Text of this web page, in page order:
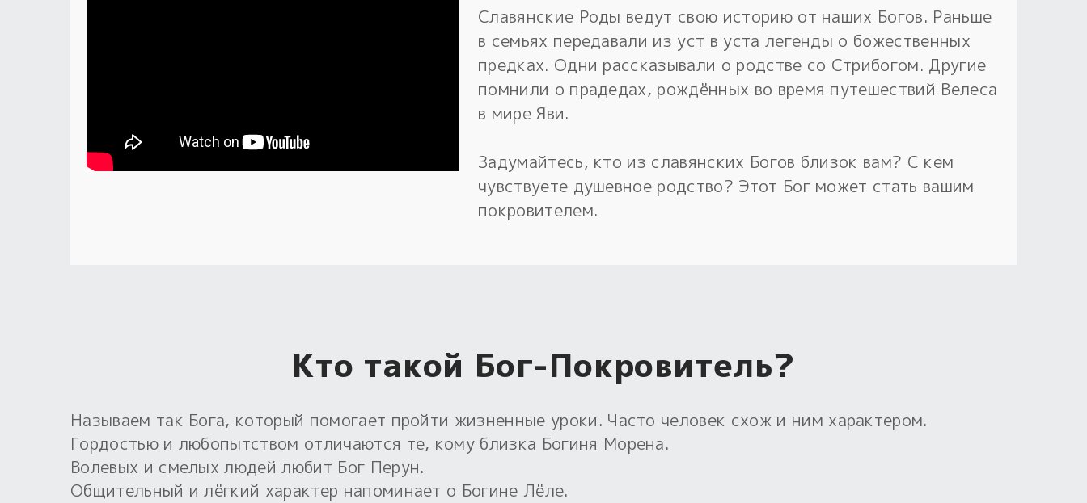
Славянские Роды ведут свою историю от наших Богов. Раньше
в семьях передавали из уст в уста легенды о божественных
предках. Одни рассказывали о родстве со Стрибогом. Другие
помнили о прадедах, рождённых во время путешествий Велеса
в мире Яви.
Задумайтесь, кто из славянских Богов близок вам? С кем
чувствуете душевное родство? Этот Бог может стать вашим
покровителем.
Кто такой Бог-Покровитель?
Называем так Бога, который помогает пройти жизненные уроки. Часто человек схож и ним характером.
Гордостью и любопытством отличаются те, кому близка Богиня Морена.
Волевых и смелых людей любит Бог Перун.
Общительный и лёгкий характер напоминает о Богине Лёле.